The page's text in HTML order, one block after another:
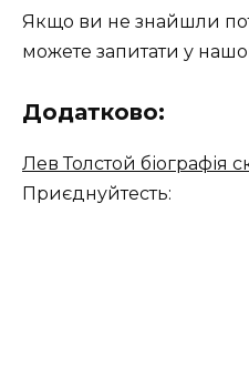
Якщо ви не знайшли
можете запитати у
Додатково:
Лев Толстой біографія
Приєднуйтесть: